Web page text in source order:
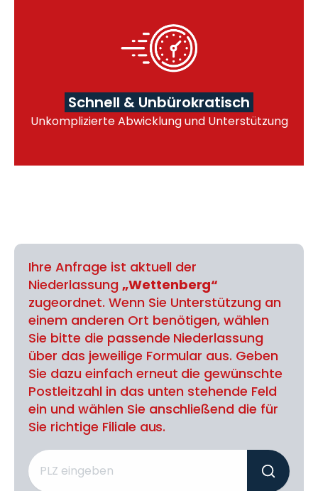
Schnell & Unbürokratisch
Unkomplizierte Abwicklung und Unterstützung
Ihre Anfrage ist aktuell der
Niederlassung „Wettenberg“
zugeordnet. Wenn Sie Unterstützung an
einem anderen Ort benötigen, wählen
Sie bitte die passende Niederlassung
über das jeweilige Formular aus. Geben
Sie dazu einfach erneut die gewünschte
Postleitzahl in das unten stehende Feld
ein und wählen Sie anschließend die für
Sie richtige Filiale aus.